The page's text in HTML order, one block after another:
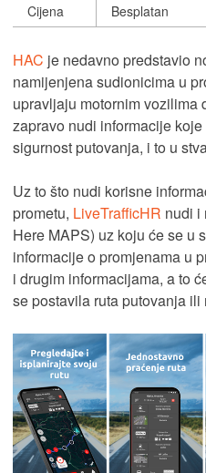
Cijena
Besplatan
HAC je nedavno predstavio
namijenjena sudionicima u
upravljaju motornim vozilima
zapravo nudi informacije
sigurnost putovanja, i to u
Uz to što nudi korisne
prometu, LiveTrafficHR nudi i
Here MAPS) uz koju će se u
informacije o promjenama u
i drugim informacijama, a to
se postavila ruta putovanja ili